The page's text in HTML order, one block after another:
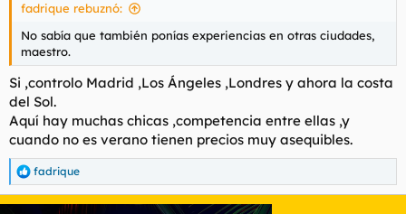
fadrique rebuznó:
No sabía que también ponías experiencias en otras ciudades,
maestro.
Si ,controlo Madrid ,Los Ángeles ,Londres y ahora la costa
del Sol.
Aquí hay muchas chicas ,competencia entre ellas ,y
cuando no es verano tienen precios muy asequibles.
R
e
a
fadrique